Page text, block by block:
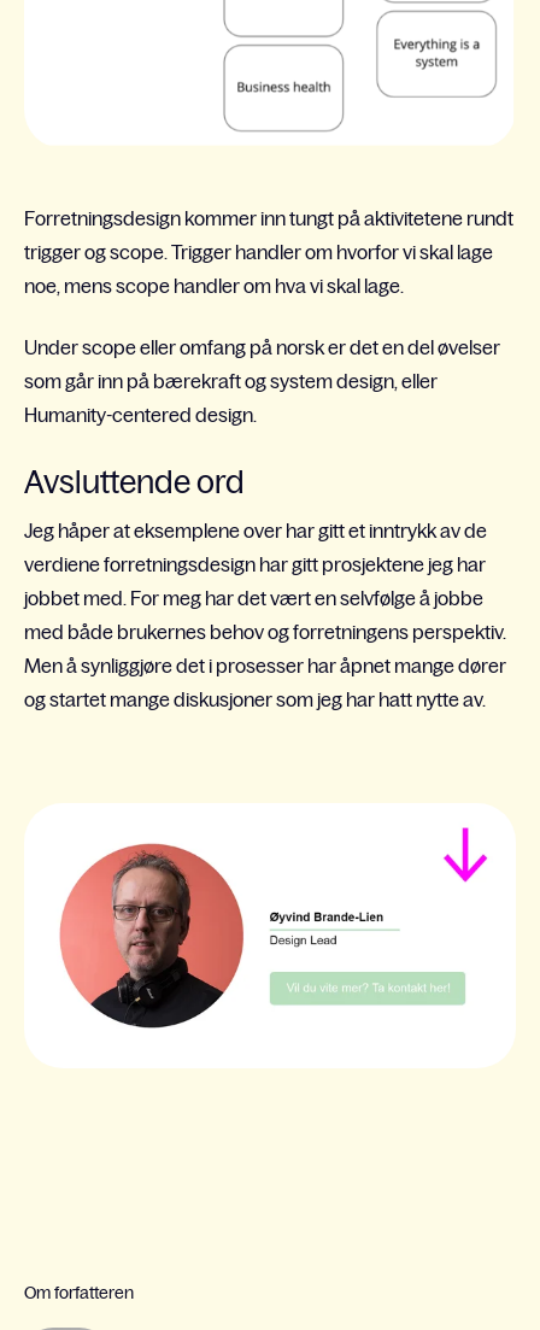
Forretningsdesign kommer inn tungt på aktivitetene rundt
trigger og scope. Trigger handler om hvorfor vi skal lage
noe, mens scope handler om hva vi skal lage.
Under scope eller omfang på norsk er det en del øvelser
som går inn på bærekraft og system design, eller
Humanity-centered design.
Avsluttende ord
Jeg håper at eksemplene over har gitt et inntrykk av de
verdiene forretningsdesign har gitt prosjektene jeg har
jobbet med. For meg har det vært en selvfølge å jobbe
med både brukernes behov og forretningens perspektiv.
Men å synliggjøre det i prosesser har åpnet mange dører
og startet mange diskusjoner som jeg har hatt nytte av.
Om forfatteren